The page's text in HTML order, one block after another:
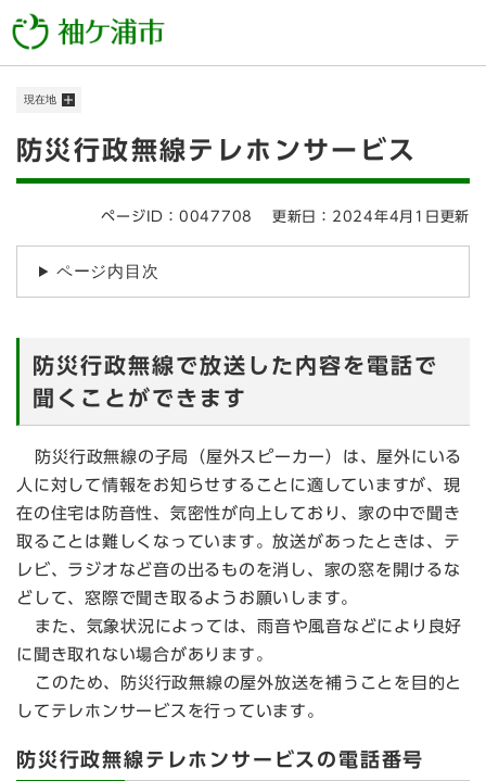
ー
メニューを飛ばして本文へ
現在地
本
防災行政無線テレホンサービス
ページID：0047708 更新日：2024年4月1日更新
ページ内目次
防災行政無線で放送した内容を電話で
聞くことができます
防災行政無線の子局（屋外スピーカー）は、屋外にいる
人に対して情報をお知らせすることに適していますが、現
在の住宅は防音性、気密性が向上しており、家の中で聞き
取ることは難しくなっています。放送があったときは、テ
レビ、ラジオなど音の出るものを消し、家の窓を開けるな
どして、窓際で聞き取るようお願いします。
また、気象状況によっては、雨音や風音などにより良好
に聞き取れない場合があります。
このため、防災行政無線の屋外放送を補うことを目的と
してテレホンサービスを行っています。
防災行政無線テレホンサービスの電話番号